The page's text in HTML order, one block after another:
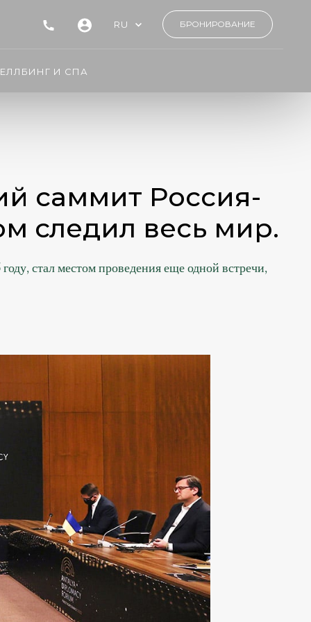
RU БРОНИРОВАНИЕ
И СПА
саммит Россия-
следил весь мир.
стал местом проведения еще одной встречи,